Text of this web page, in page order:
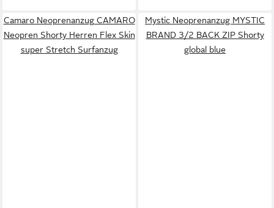
Camaro Neoprenanzug CAMARO
Neopren Shorty Herren Flex Skin
super Stretch Surfanzug
Mystic Neoprenanzug MYSTIC
BRAND 3/2 BACK ZIP Shorty
global blue